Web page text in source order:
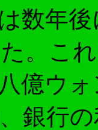
数年
。こ
億ウ
銀行